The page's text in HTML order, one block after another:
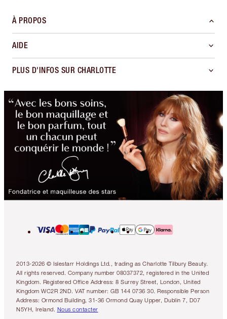
À PROPOS
AIDE
PLUS D'INFOS SUR CHARLOTTE
2013-2026 © Islestarr Holdings Ltd., trading as Charlotte Tilbury Beauty.
All rights reserved. Company number 08037372, registered in the United
Kingdom. Registered Office Address: 8 Surrey Street, London, United
Kingdom WC2R 2ND. VAT number: GB 144 0736 30. Responsible Person
Address: Ormond Building, 31-36 Ormond Quay Upper, Dublin 7, D07
N5YH, Ireland. Nous contacter